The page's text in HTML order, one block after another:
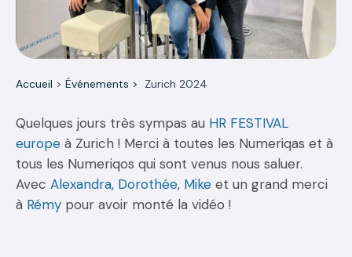
Accueil > Événements > Zurich 2024
Quelques jours très sympas au HR FESTIVAL
europe à Zurich ! Merci à toutes les Numeriqas et à
tous les Numeriqos qui sont venus nous saluer.
Avec Alexandra, Dorothée, Mike et un grand merci
à Rémy pour avoir monté la vidéo !